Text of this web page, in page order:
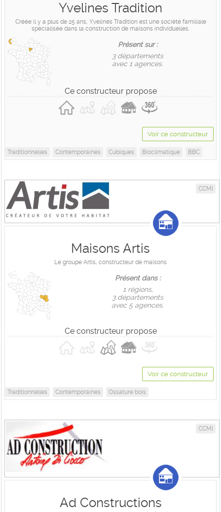
Yvelines Tradition
Créée il y a plus de 25 ans, Yvelines Tradition est une société familiale
spécialisée dans la construction de maisons individuelles.
Présent sur :
3 départements
avec 1 agences.
Ce constructeur propose
Voir ce constructeur
Traditionnelles Contemporaines Cubiques Bioclimatique BBC
CCMI
Maisons Artis
Le groupe Artis, constructeur de maisons
Présent dans :
1 règions,
3 départements
avec 5 agences.
Ce constructeur propose
Voir ce constructeur
Traditionnelles Contemporaines Ossature bois
CCMI
Ad Constructions